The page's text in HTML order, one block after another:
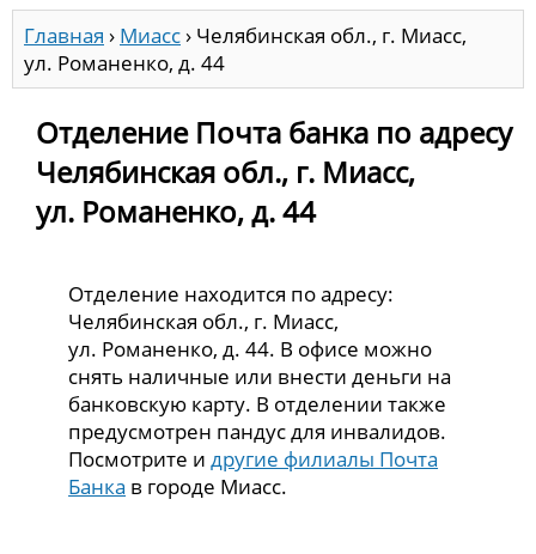
Главная › Миасс› Челябинская обл., г. Миасс,
ул. Романенко, д. 44
Отделение Почта банка по адресу
Челябинская обл., г. Миасс,
ул. Романенко, д. 44
Отделение находится по адресу:
Челябинская обл., г. Миасс,
ул. Романенко, д. 44. В офисе можно
снять наличные или внести деньги на
банковскую карту. В отделении также
предусмотрен пандус для инвалидов.
Посмотрите идругие филиалы Почта
Банка в городе Миасс.